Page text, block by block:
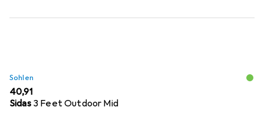
Sohlen
EUR
40,91
Sidas 3 Feet Outdoor Mid